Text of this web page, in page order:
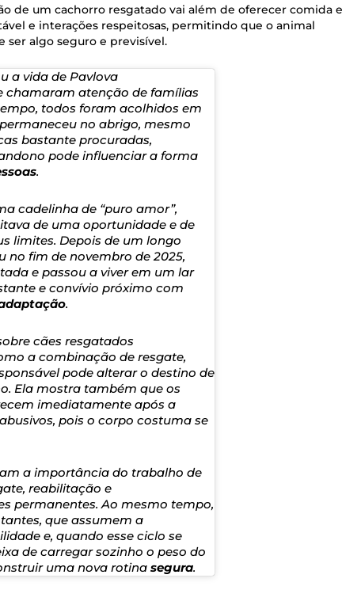
de um cachorro resgatado vai além de oferecer comida e
e interações respeitosas, permitindo que o animal
ser algo seguro e previsível.
a vida de Pavlova
chamaram atenção de famílias
todos foram acolhidos em
no abrigo, mesmo
bastante procuradas,
pode influenciar a forma
.
cadelinha de “puro amor”,
de uma oportunidade e de
limites. Depois de um longo
no fim de novembro de 2025,
e passou a viver em um lar
e convívio próximo com
.
cães resgatados
a combinação de resgate,
pode alterar o destino de
Ela mostra também que os
imediatamente após a
pois o corpo costuma se
a importância do trabalho de
reabilitação e
permanentes. Ao mesmo tempo,
que assumem a
e, quando esse ciclo se
de carregar sozinho o peso do
uma nova rotina segura.